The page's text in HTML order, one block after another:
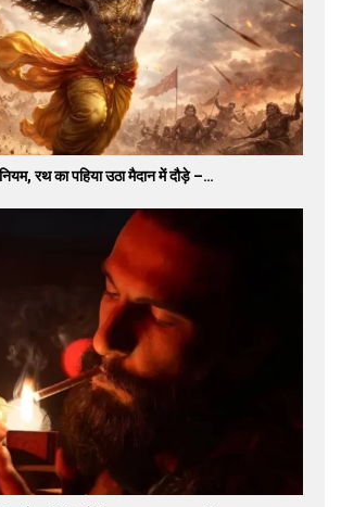
रथ का पहिया उठा मैदान में दौड़े –…